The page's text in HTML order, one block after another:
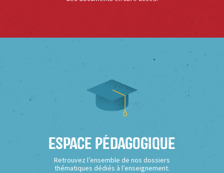
Espace Pédagogique
Retrouvez l’ensemble de nos dossiers
thématiques dédiés à l’enseignement.